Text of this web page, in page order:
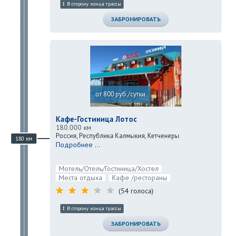
В сторону конца трассы
ЗАБРОНИРОВАТЬ
180 км
от 800 руб./сутки
Кафе-Гостиница Лотос
180.000 км
Россия, Республика Калмыкия, Кетченеры
Подробнее ...
Мотель/Отель/Гостиница/Хостел
Места отдыха
Кафе /рестораны
(54 голоса)
В сторону конца трассы
ЗАБРОНИРОВАТЬ